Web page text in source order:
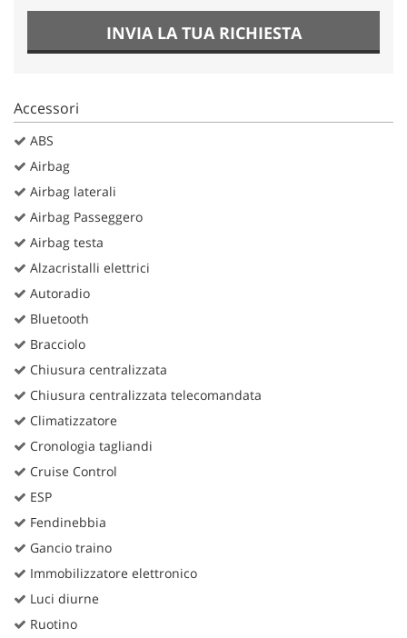
INVIA LA TUA RICHIESTA
Accessori
ABS
Airbag
Airbag laterali
Airbag Passeggero
Airbag testa
Alzacristalli elettrici
Autoradio
Bluetooth
Bracciolo
Chiusura centralizzata
Chiusura centralizzata telecomandata
Climatizzatore
Cronologia tagliandi
Cruise Control
ESP
Fendinebbia
Gancio traino
Immobilizzatore elettronico
Luci diurne
Ruotino